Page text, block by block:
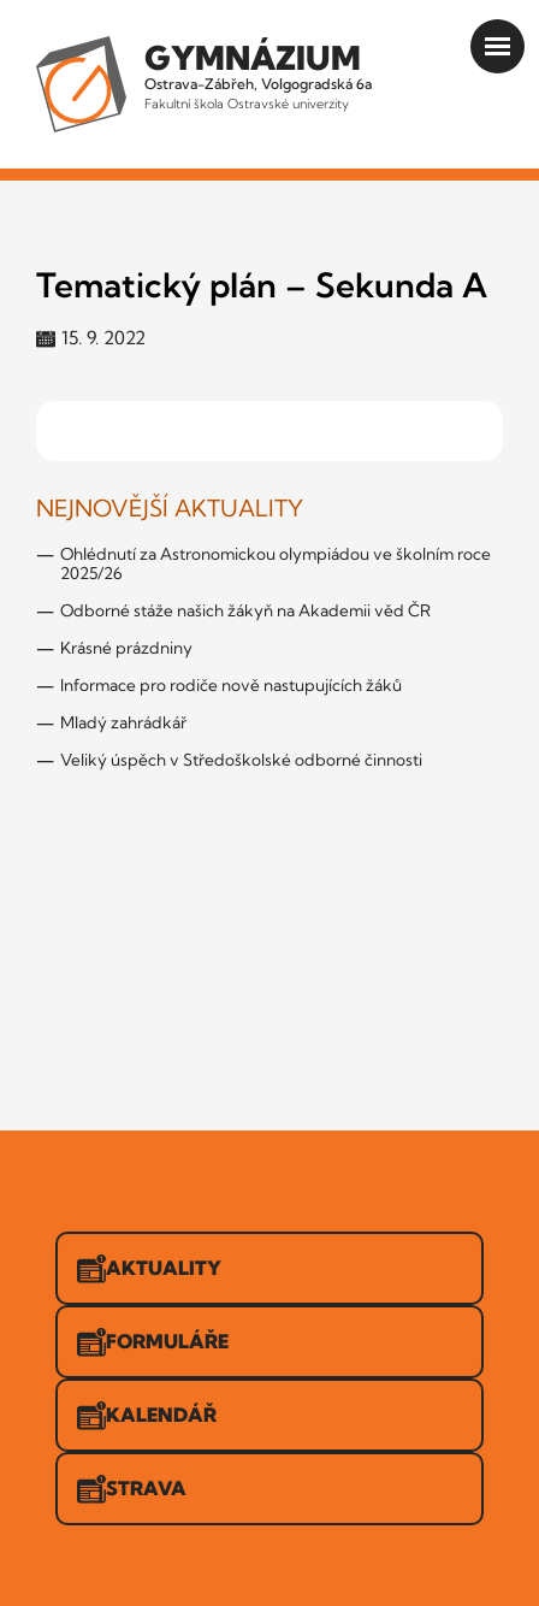
GYMNÁZIUM
Ostrava-Zábřeh, Volgogradská 6a
Fakultní škola Ostravské univerzity
Tematický plán – Sekunda A
15. 9. 2022
NEJNOVĚJŠÍ AKTUALITY
Ohlédnutí za Astronomickou olympiádou ve školním roce
2025/26
Odborné stáže našich žákyň na Akademii věd ČR
Krásné prázdniny
Informace pro rodiče nově nastupujících žáků
Mladý zahrádkář
Veliký úspěch v Středoškolské odborné činnosti
AKTUALITY
FORMULÁŘE
KALENDÁŘ
STRAVA